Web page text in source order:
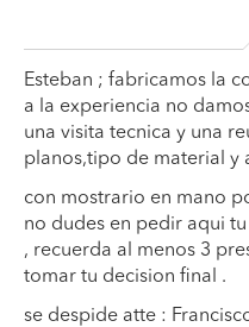
Esteban ; fabricamos la
a la experiencia no
una visita tecnica y una
planos,tipo de material y
con mostrario en mano
no dudes en pedir aqui
, recuerda al menos 3
tomar tu decision final .
se despide atte :